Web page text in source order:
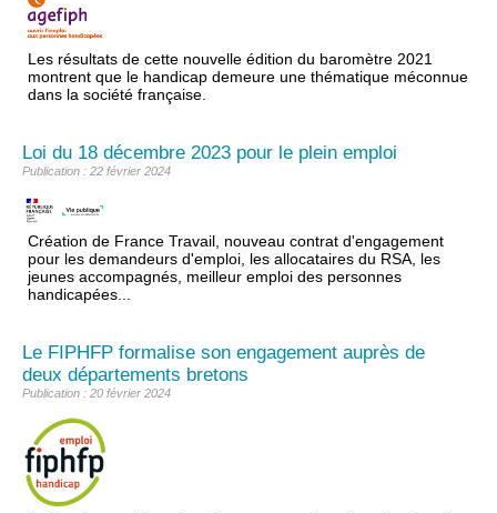
Les résultats de cette nouvelle édition du baromètre 2021
montrent que le handicap demeure une thématique méconnue
dans la société française.
Loi du 18 décembre 2023 pour le plein emploi
Publication : 22 février 2024
Création de France Travail, nouveau contrat d'engagement
pour les demandeurs d'emploi, les allocataires du RSA, les
jeunes accompagnés, meilleur emploi des personnes
handicapées...
Le FIPHFP formalise son engagement auprès de
deux départements bretons
Publication : 20 février 2024